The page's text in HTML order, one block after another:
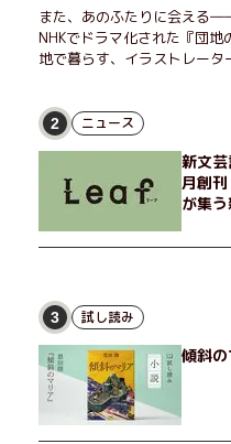
また、あのふたりに会える
NHKでドラマ化された『団
地で暮らす、イラストレー
げたり、部屋でふたりだけの
独身、幼なじみの変わらぬ友
2 ニュース
新文
月創
が集
3 試し読み
傾斜